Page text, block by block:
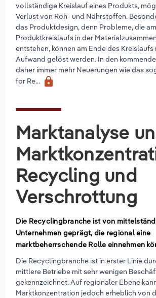
vollständige Kreislauf eines Produkts,
Verlust von Roh- und Nährstoffen.
das Produktdesign, denn Probleme, die
Produktkreislaufs in der
entstehen, können am Ende des
Aufwand gelöst werden. In den
daher immer mehr Neuerungen wie das
for Re... lock
Marktanalyse
Recycling und
Verschrottung
Die Recyclingbranche ist von
Unternehmen geprägt, die regional eine
marktbeherrschende Rolle einnehmen
Die Recyclingbranche ist in erster Linie
mittlere Betriebe mit sehr wenigen
gekennzeichnet. Auf regionaler Ebene
Marktkonzentration jedoch erheblich von